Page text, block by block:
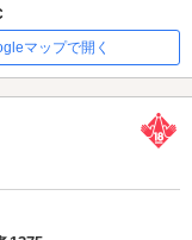
マップで開く